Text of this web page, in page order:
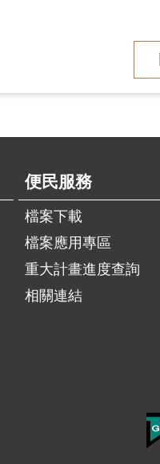
便民服務
檔案下載
檔案應用專區
重大計畫進度查詢
相關連結